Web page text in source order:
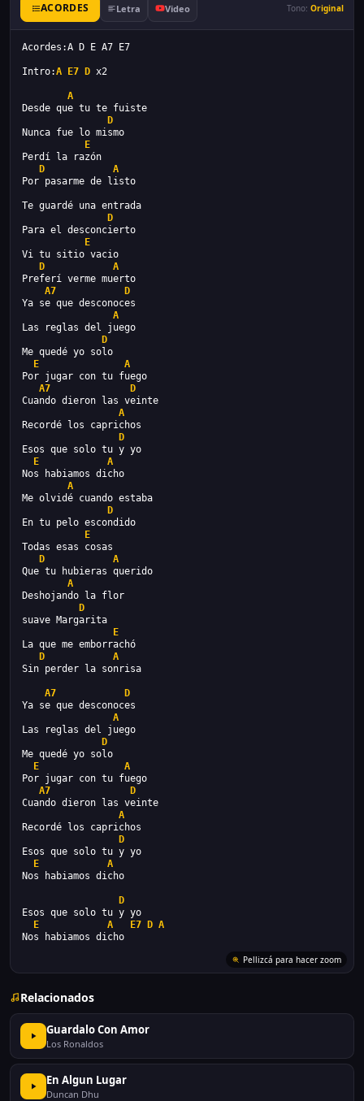
ACORDES Letra Video Tono: Original
Acordes:A D E A7 E7
Intro:A E7 D x2
A
Desde que tu te fuiste
D
Nunca fue lo mismo
E
Perdí la razón
D
A
Por pasarme de listo
Te guardé una entrada
D
Para el desconcierto
E
Vi tu sitio vacio
D
A
Preferí verme muerto
A7
D
Ya se que desconoces
A
Las reglas del juego
D
Me quedé yo solo
E
A
Por jugar con tu fuego
A7
D
Cuando dieron las veinte
A
Recordé los caprichos
D
Esos que solo tu y yo
E
A
Nos habiamos dicho
A
Me olvidé cuando estaba
D
En tu pelo escondido
E
Todas esas cosas
D
A
Que tu hubieras querido
A
Deshojando la flor
D
suave Margarita
E
La que me emborrachó
D
A
Sin perder la sonrisa
A7
D
Ya se que desconoces
A
Las reglas del juego
D
Me quedé yo solo
E
A
Por jugar con tu fuego
A7
D
Cuando dieron las veinte
A
Recordé los caprichos
D
Esos que solo tu y yo
E
A
Nos habiamos dicho
D
Esos que solo tu y yo
E
A E7 D A
Nos habiamos dicho
Pellizcá para hacer zoom
Relacionados
Guardalo Con Amor
Los Ronaldos
En Algun Lugar
Duncan Dhu